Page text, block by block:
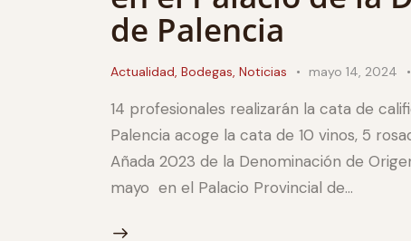
de Palencia
Actualidad, Bodegas, Noticias mayo 14, 2024
14 profesionales realizarán la cata de
Palencia acoge la cata de 10 vinos, 5
Añada 2023 de la Denominación de
mayo en el Palacio Provincial de…